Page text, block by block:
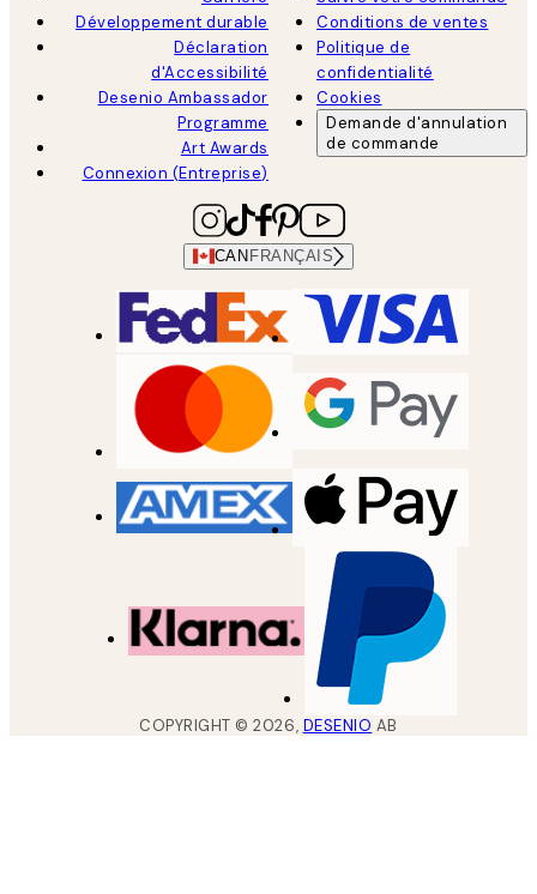
Développement durable
Déclaration
d'Accessibilité
Desenio Ambassador
Programme
Art Awards
Connexion (Entreprise)
Conditions de ventes
Politique de
confidentialité
Cookies
Demande d'annulation
de commande
CAN FRANÇAIS
COPYRIGHT ©2026, DESENIO AB